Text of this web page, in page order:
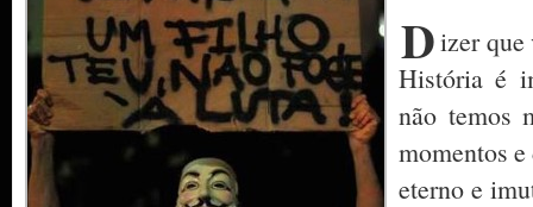
Dizer que
História é
não temos
momentos
eterno e